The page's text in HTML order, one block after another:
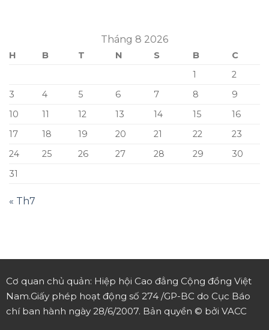
Tháng 8 2026
H B T N S B
C
1
2
3
4 5 6 7 8
9
10
11 12 13 14 15
16
17
18 19 20 21 22
23
24
25 26 27 28 29
30
31
« Th7
Cơ quan chủ quản: Hiệp hội Cao đẳng Cộng đồng Việt
Nam.Giấy phép hoạt động số 274 /GP-BC do Cục Báo
chí ban hành ngày 28/6/2007. Bản quyền © bởi VACC